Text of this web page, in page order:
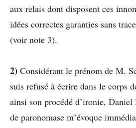
aux relais dont disposent ces
idées correctes garanties sans
(voir note 3).
2) Considérant le prénom de M.
suis refusé à écrire dans le corps
ainsi son procédé d’ironie, Daniel
de paronomase m’évoque